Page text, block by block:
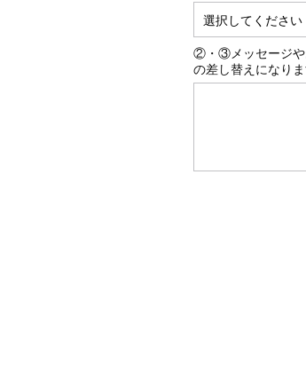
②・③メッセージや
の差し替えになりま